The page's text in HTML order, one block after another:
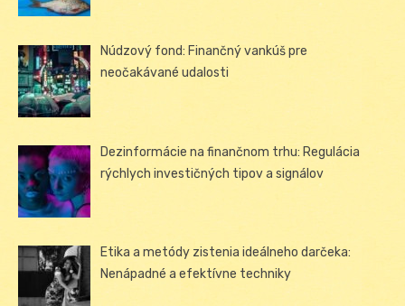
Núdzový fond: Finančný vankúš pre
neočakávané udalosti
Dezinformácie na finančnom trhu: Regulácia
rýchlych investičných tipov a signálov
Etika a metódy zistenia ideálneho darčeka:
Nenápadné a efektívne techniky